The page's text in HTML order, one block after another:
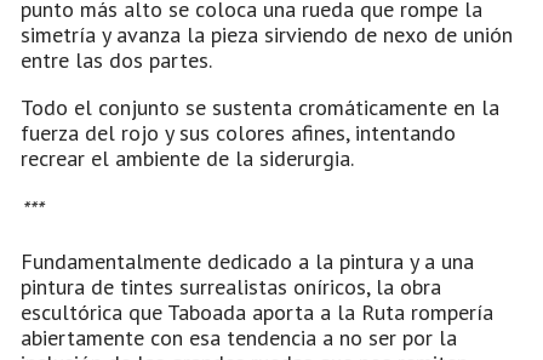
punto más alto se coloca una rueda que rompe la
simetría y avanza la pieza sirviendo de nexo de unión
entre las dos partes.
Todo el conjunto se sustenta cromáticamente en la
fuerza del rojo y sus colores afines, intentando
recrear el ambiente de la siderurgia.
***
Fundamentalmente dedicado a la pintura y a una
pintura de tintes surrealistas oníricos, la obra
escultórica que Taboada aporta a la Ruta rompería
abiertamente con esa tendencia a no ser por la